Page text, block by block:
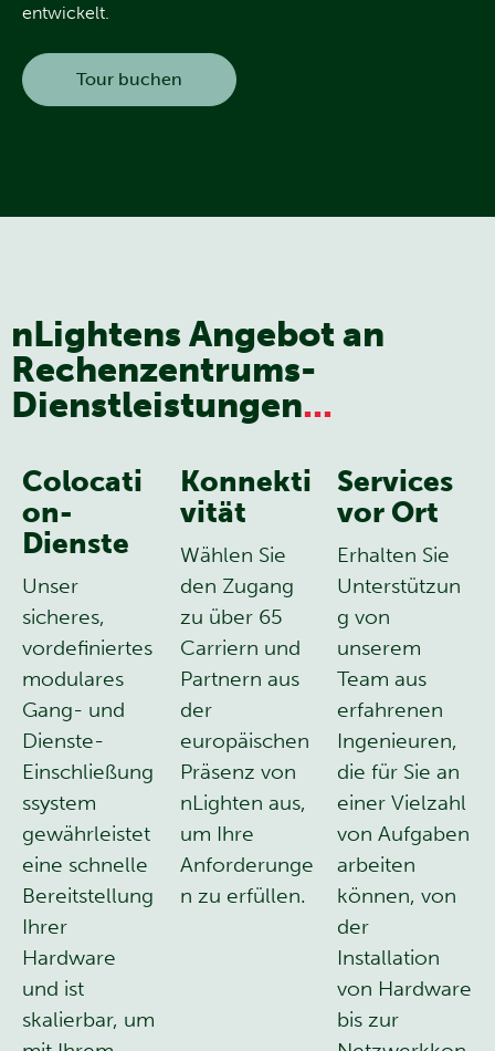
entwickelt.
Tour buchen
nLightens Angebot an
Rechenzentrums-
Dienstleistungen...
Colocati
on-
Dienste
Unser
sicheres,
vordefiniertes
modulares
Gang- und
Dienste-
Einschließung
ssystem
gewährleistet
eine schnelle
Bereitstellung
Ihrer
Hardware
und ist
skalierbar, um
Konnekti
vität
Wählen Sie
den Zugang
zu über 65
Carriern und
Partnern aus
der
europäischen
Präsenz von
nLighten aus,
um Ihre
Anforderunge
n zu erfüllen.
Services
vor Ort
Erhalten Sie
Unterstützun
g von
unserem
Team aus
erfahrenen
Ingenieuren,
die für Sie an
einer Vielzahl
von Aufgaben
arbeiten
können, von
der
Installation
von Hardware
bis zur